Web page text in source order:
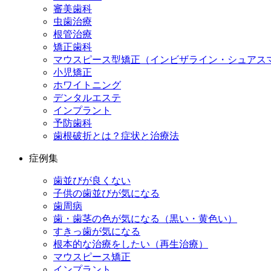
審美歯科
虫歯治療
根管治療
矯正歯科
マウスピース型矯正（インビザライン・シュアス
小児矯正
ホワイトニング
デンタルエステ
インプラント
予防歯科
歯根破折とは？症状と治療法
症例集
歯並びが良くない
子供の歯並びが気になる
歯周病
歯・歯茎の色が気になる（黒い・黄色い）
すきっ歯が気になる
根本的な治療をしたい（再生治療）
マウスピース矯正